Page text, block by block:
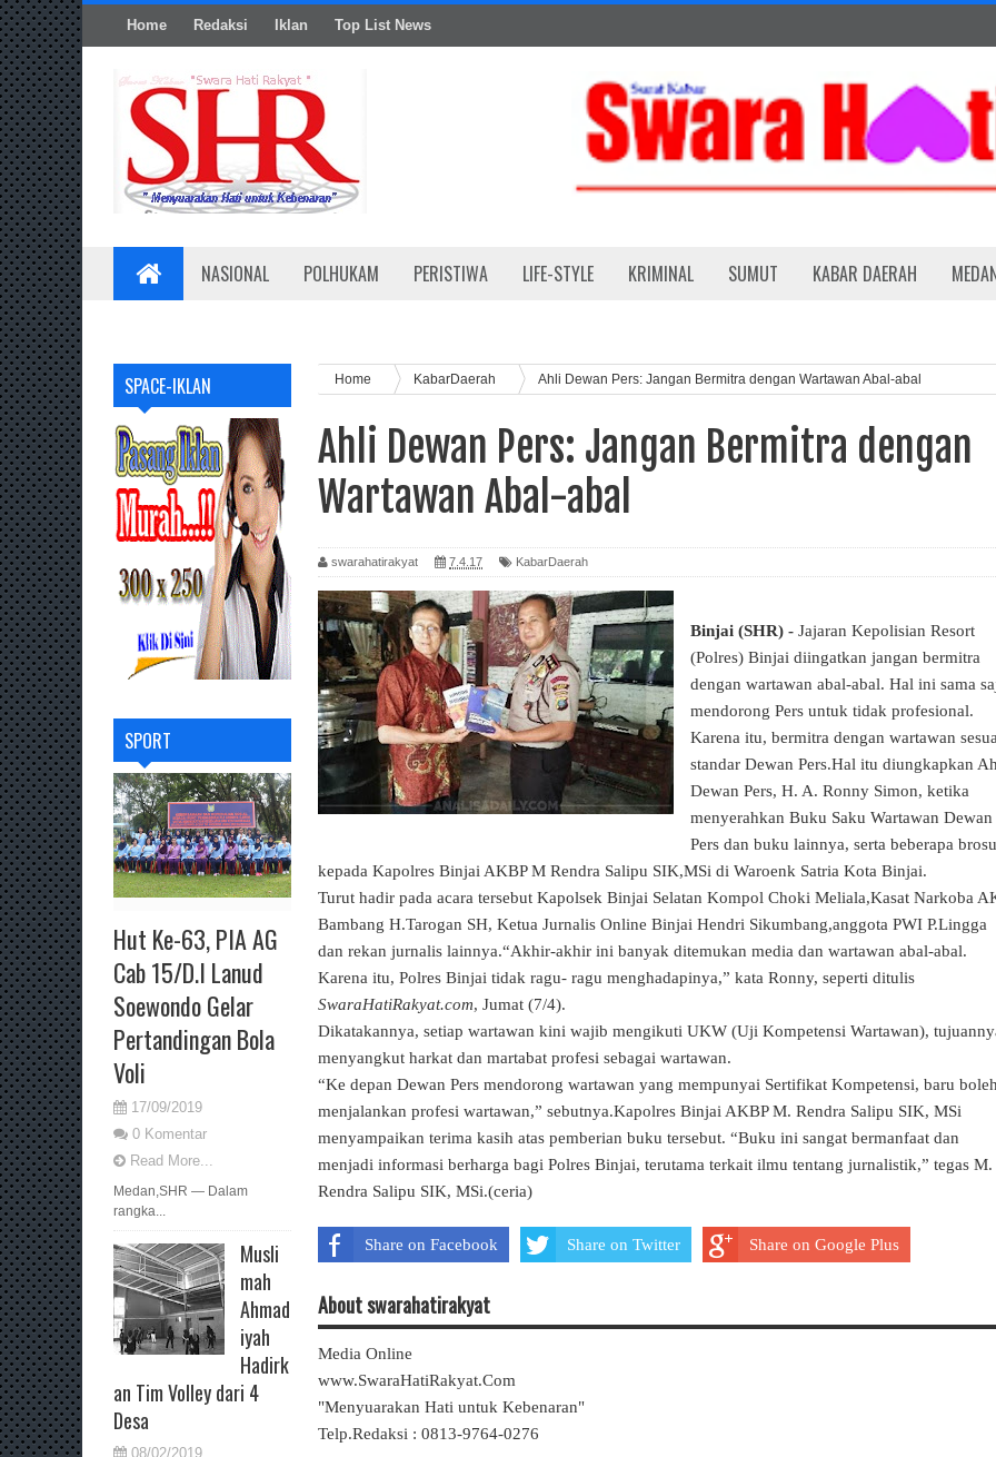
Home Redaksi Iklan Top List News
NASIONAL POLHUKAM PERISTIWA LIFE-STYLE KRIMINAL SUMUT KABAR DAERAH
SPACE-IKLAN
SPORT
Hut Ke-63, PIA AG
Cab 15/D.I Lanud
Soewondo Gelar
Pertandingan Bola
Voli
17/09/2019
0 Komentar
Read More...
Medan,SHR — Dalam
rangka...
Musli
mah
Ahmad
iyah
Hadirk
an Tim Volley dari 4
Desa
08/02/2019
Home KabarDaerah Ahli Dewan Pers: Jangan Bermitra dengan Wartawan Abal-abal
Ahli Dewan Pers: Jangan Bermitra dengan
Wartawan Abal-abal
swarahatirakyat 7.4.17 KabarDaerah
Binjai (SHR) - Jajaran Kepolisian Resort
(Polres) Binjai diingatkan jangan bermitra
dengan wartawan abal-abal. Hal ini sama
mendorong Pers untuk tidak profesional.
Karena itu, bermitra dengan wartawan
standar Dewan Pers.Hal itu diungkapkan
Dewan Pers, H. A. Ronny Simon, ketika
menyerahkan Buku Saku Wartawan Dewan
Pers dan buku lainnya, serta beberapa
kepada Kapolres Binjai AKBP M Rendra Salipu SIK,MSi di Waroenk Satria Kota Binjai.
Turut hadir pada acara tersebut Kapolsek Binjai Selatan Kompol Choki Meliala,Kasat Narkoba
Bambang H.Tarogan SH, Ketua Jurnalis Online Binjai Hendri Sikumbang,anggota PWI P.Lingga
dan rekan jurnalis lainnya.“Akhir-akhir ini banyak ditemukan media dan wartawan abal-abal.
Karena itu, Polres Binjai tidak ragu- ragu menghadapinya,” kata Ronny, seperti ditulis
SwaraHatiRakyat.com, Jumat (7/4).
Dikatakannya, setiap wartawan kini wajib mengikuti UKW (Uji Kompetensi Wartawan),
menyangkut harkat dan martabat profesi sebagai wartawan.
“Ke depan Dewan Pers mendorong wartawan yang mempunyai Sertifikat Kompetensi, baru
menjalankan profesi wartawan,” sebutnya.Kapolres Binjai AKBP M. Rendra Salipu SIK, MSi
menyampaikan terima kasih atas pemberian buku tersebut. “Buku ini sangat bermanfaat dan
menjadi informasi berharga bagi Polres Binjai, terutama terkait ilmu tentang jurnalistik,” tegas M.
Rendra Salipu SIK, MSi.(ceria)
Share on Facebook Share on Twitter Share on Google Plus
About swarahatirakyat
Media Online
www.SwaraHatiRakyat.Com
"Menyuarakan Hati untuk Kebenaran"
Telp.Redaksi : 0813-9764-0276